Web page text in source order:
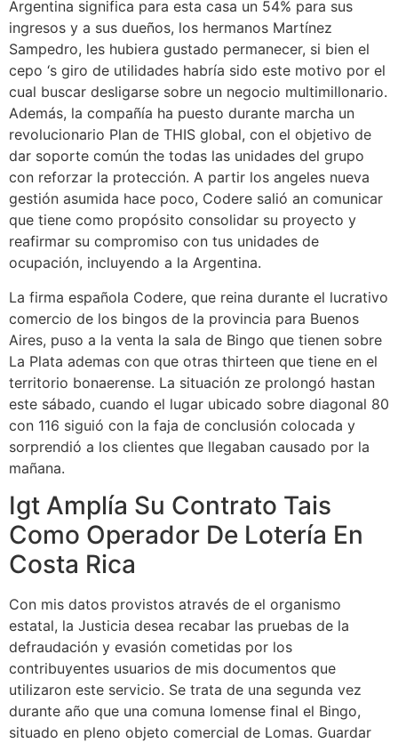
Argentina significa para esta casa un 54% para sus
ingresos y a sus dueños, los hermanos Martínez
Sampedro, les hubiera gustado permanecer, si bien el
cepo ‘s giro de utilidades habría sido este motivo por el
cual buscar desligarse sobre un negocio multimillonario.
Además, la compañía ha puesto durante marcha un
revolucionario Plan de THIS global, con el objetivo de
dar soporte común the todas las unidades del grupo
con reforzar la protección. A partir los angeles nueva
gestión asumida hace poco, Codere salió an comunicar
que tiene como propósito consolidar su proyecto y
reafirmar su compromiso con tus unidades de
ocupación, incluyendo a la Argentina.
La firma española Codere, que reina durante el lucrativo
comercio de los bingos de la provincia para Buenos
Aires, puso a la venta la sala de Bingo que tienen sobre
La Plata ademas con que otras thirteen que tiene en el
territorio bonaerense. La situación ze prolongó hastan
este sábado, cuando el lugar ubicado sobre diagonal 80
con 116 siguió con la faja de conclusión colocada y
sorprendió a los clientes que llegaban causado por la
mañana.
Igt Amplía Su Contrato Tais
Como Operador De Lotería En
Costa Rica
Con mis datos provistos através de el organismo
estatal, la Justicia desea recabar las pruebas de la
defraudación y evasión cometidas por los
contribuyentes usuarios de mis documentos que
utilizaron este servicio. Se trata de una segunda vez
durante año que una comuna lomense final el Bingo,
situado en pleno objeto comercial de Lomas. Guardar